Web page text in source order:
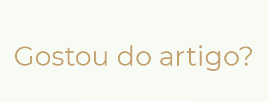
Gostou do artigo?